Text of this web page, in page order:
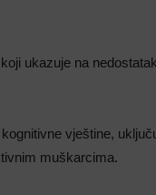
ukazuje na
vještine,
muškarcima.